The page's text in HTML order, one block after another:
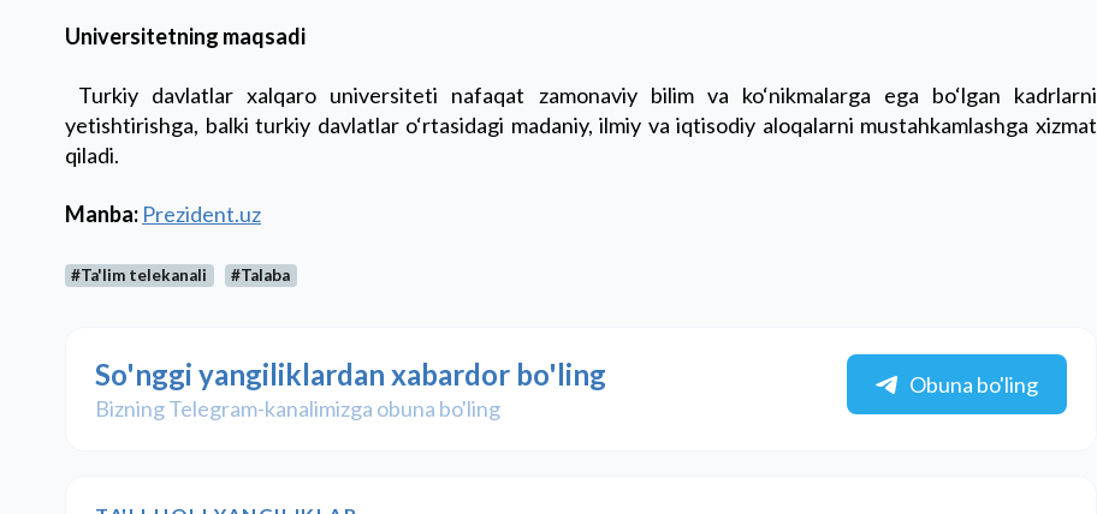
Universitetning maqsadi
Turkiy davlatlar xalqaro universiteti nafaqat zamonaviy bilim va ko‘nikmalarga ega bo‘lgan kadrlarni
yetishtirishga, balki turkiy davlatlar o‘rtasidagi madaniy, ilmiy va iqtisodiy aloqalarni mustahkamlashga xizmat
qiladi.
Manba: Prezident.uz
#Ta'lim telekanali #Talaba
So'nggi yangiliklardan xabardor bo'ling
Bizning Telegram-kanalimizga obuna bo'ling
Obuna bo'ling